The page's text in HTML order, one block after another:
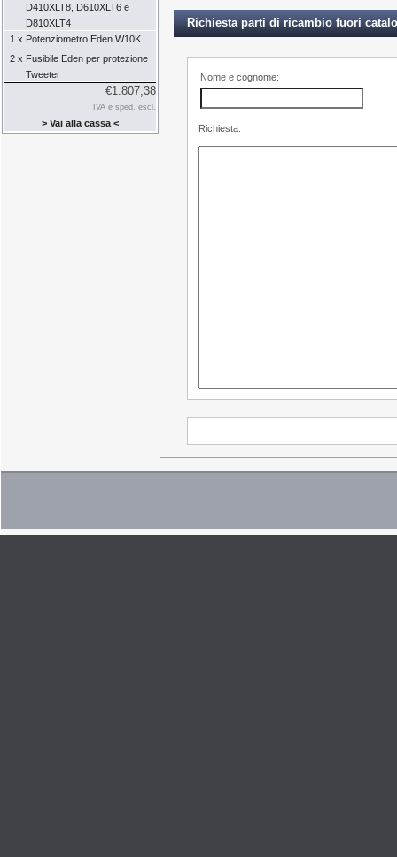
D410XLT8, D610XLT6 e
D810XLT4
1 x Potenziometro Eden W10K
2 x Fusibile Eden per protezione
Tweeter
€1.807,38
IVA e sped. escl.
> Vai alla cassa <
Richiesta parti di ricambio fuori
Nome e cognome:
Richiesta: